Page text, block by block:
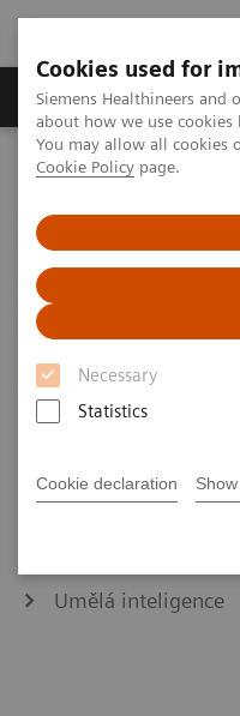
Cookies used for
Siemens Healthineers and
about how we use
You may allow all cookies
Cookie Policy page.
Necessary
Statistics
Cookie declaration
Zobrazovací technika
Home Healthcare IT
Healthcare IT
IT pro zobrazovací
Umělá inteligence